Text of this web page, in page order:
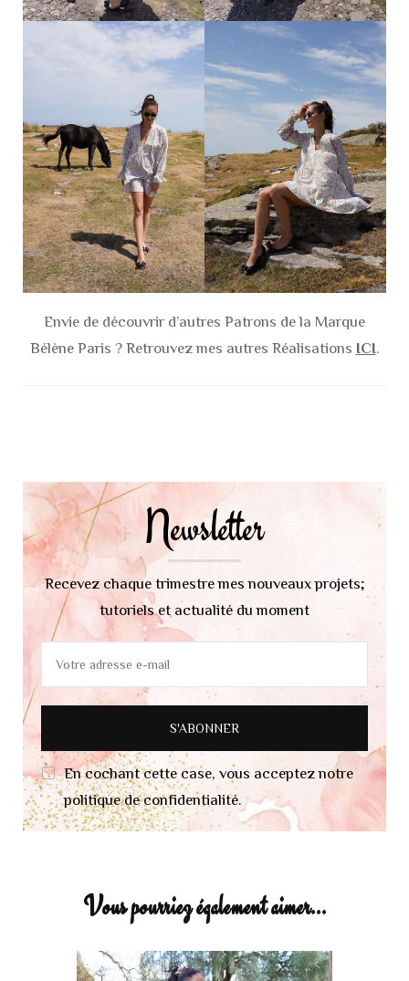
Envie de découvrir d’autres Patrons de la Marque
Bélène Paris ? Retrouvez mes autres Réalisations ICI.
Newsletter
Recevez chaque trimestre mes nouveaux projets;
tutoriels et actualité du moment
En cochant cette case, vous acceptez notre
politique de confidentialité.
Vous pourriez également aimer...